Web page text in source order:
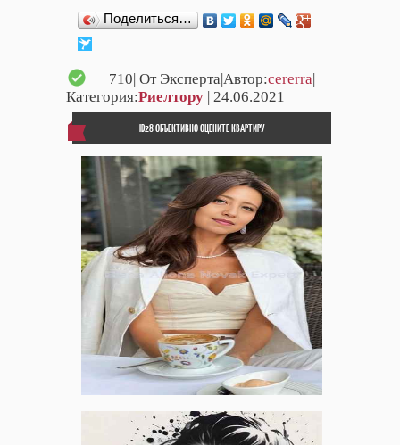
Поделиться…
710| От Эксперта|Автор:cererra|
Категория:Риелтору | 24.06.2021
ID28 ОБЪЕКТИВНО ОЦЕНИТЕ КВАРТИРУ